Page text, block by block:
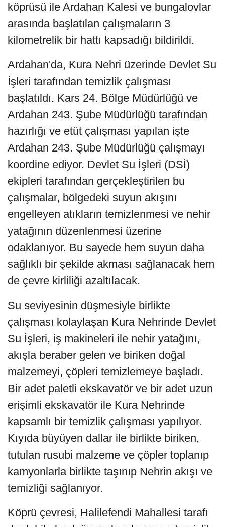
köprüsü ile Ardahan Kalesi ve bungalovlar
arasında başlatılan çalışmaların 3
kilometrelik bir hattı kapsadığı bildirildi.
Ardahan'da, Kura Nehri üzerinde Devlet Su
İşleri tarafından temizlik çalışması
başlatıldı. Kars 24. Bölge Müdürlüğü ve
Ardahan 243. Şube Müdürlüğü tarafından
hazırlığı ve etüt çalışması yapılan işte
Ardahan 243. Şube Müdürlüğü çalışmayı
koordine ediyor. Devlet Su İşleri (DSİ)
ekipleri tarafından gerçekleştirilen bu
çalışmalar, bölgedeki suyun akışını
engelleyen atıkların temizlenmesi ve nehir
yatağının düzenlenmesi üzerine
odaklanıyor. Bu sayede hem suyun daha
sağlıklı bir şekilde akması sağlanacak hem
de çevre kirliliği azaltılacak.
Su seviyesinin düşmesiyle birlikte
çalışması kolaylaşan Kura Nehrinde Devlet
Su İşleri, iş makineleri ile nehir yatağını,
akışla beraber gelen ve biriken doğal
malzemeyi, çöpleri temizlemeye başladı.
Bir adet paletli ekskavatör ve bir adet uzun
erişimli ekskavatör ile Kura Nehrinde
kapsamlı bir temizlik çalışması yapılıyor.
Kıyıda büyüyen dallar ile birlikte biriken,
tutulan rusubi malzeme ve çöpler toplanıp
kamyonlarla birlikte taşınıp Nehrin akışı ve
temizliği sağlanıyor.
Köprü çevresi, Halilefendi Mahallesi tarafı